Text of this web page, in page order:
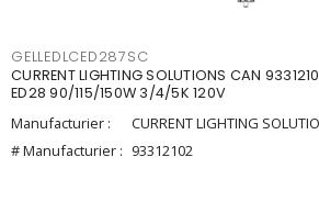
GELLEDLCED287SC
CURRENT LIGHTING SOLUTIONS CAN
ED28 90/115/150W 3/4/5K 120V
Manufacturier :
CURRENT LIGHTING
# Manufacturier : 93312102